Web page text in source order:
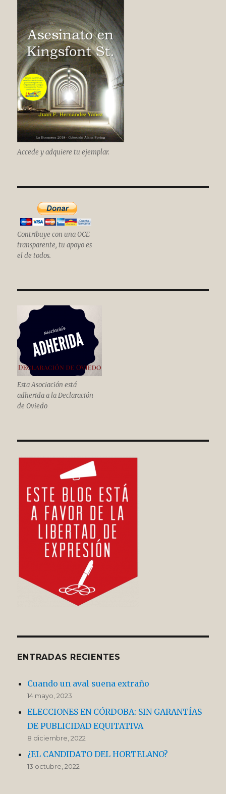
Accede y adquiere tu ejemplar.
Contribuye con una OCE
transparente, tu apoyo es
el de todos.
Esta Asociación está
adherida a la Declaración
de Oviedo
ENTRADAS RECIENTES
Cuando un aval suena extraño
14 mayo, 2023
ELECCIONES EN CÓRDOBA: SIN GARANTÍAS
DE PUBLICIDAD EQUITATIVA
8 diciembre, 2022
¿EL CANDIDATO DEL HORTELANO?
13 octubre, 2022